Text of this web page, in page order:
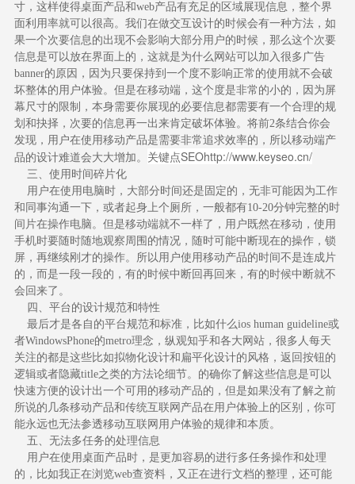
寸，这样使得桌面产品和web产品有充足的区域展现信息，整个界
面利用率就可以很高。我们在做交互设计的时候会有一种方法，如
果一个次要信息的出现不会影响大部分用户的时候，那么这个次要
信息是可以放在界面上的，这就是为什么网站可以加入很多广告
banner的原因，因为只要保持到一个度不影响正常的使用就不会破
坏整体的用户体验。但是在移动端，这个度是非常的小的，因为屏
幕尺寸的限制，本身需要你展现的必要信息都需要有一个合理的规
划和抉择，次要的信息再一出来肯定破坏体验。将前2条结合你会
发现，用户在使用移动产品是需要非常追求效率的，所以移动端产
品的设计难道会大大增加。 关键点SEOhttp://www.keyseo.cn/
三、使用时间碎片化
用户在使用电脑时，大部分时间还是固定的，无非可能因为工作
和同事沟通一下，或者起身上个厕所，一般都有10-20分钟完整的时
间片在操作电脑。但是移动端就不一样了，用户既然在移动，使用
手机时要随时随地观察周围的情况，随时可能中断现在的操作，锁
屏，再继续刚才的操作。所以用户使用移动产品的时间不是连成片
的，而是一段一段的，有的时候中断回再回来，有的时候中断就不
会回来了。
四、平台的设计规范和特性
最后才是各自的平台规范和标准，比如什么ios human guideline或
者WindowsPhone的metro理念，纵观知乎和各大网站，很多人每天
关注的都是这些比如拟物化设计和扁平化设计的风格，返回按钮的
逻辑或者隐藏title之类的方法论细节。的确你了解这些信息是可以
快速方便的设计出一个可用的移动产品的，但是如果没有了解之前
所说的几条移动产品和传统互联网产品在用户体验上的区别，你可
能永远也无法参透移动互联网用户体验的规律和本质。
五、无法多任务的处理信息
用户在使用桌面产品时，是更加容易的进行多任务操作和处理
的，比如我正在浏览web查资料，又正在进行文档的整理，还可能